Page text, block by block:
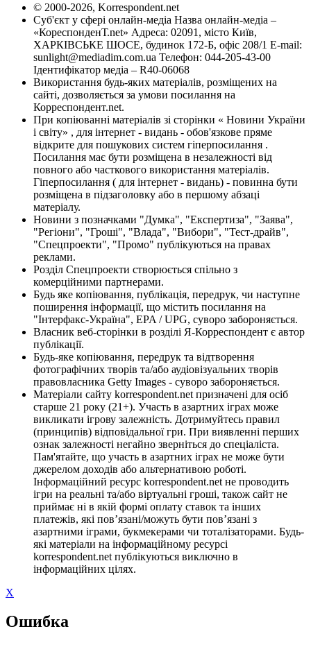
© 2000-2026, Korrespondent.net
Суб'єкт у сфері онлайн-медіа Назва онлайн-медіа –
«КореспонденТ.net» Адреса: 02091, місто Київ,
ХАРКІВСЬКЕ ШОСЕ, будинок 172-Б, офіс 208/1 E-mail:
sunlight@mediadim.com.ua Телефон: 044-205-43-00
Ідентифікатор медіа – R40-06068
Використання будь-яких матеріалів, розміщених на
сайті, дозволяється за умови посилання на
Корреспондент.net.
При копіюванні матеріалів зі сторінки « Новини України
і світу» , для інтернет - видань - обов'язкове пряме
відкрите для пошукових систем гіперпосилання .
Посилання має бути розміщена в незалежності від
повного або часткового використання матеріалів.
Гіперпосилання ( для інтернет - видань) - повинна бути
розміщена в підзаголовку або в першому абзаці
матеріалу.
Новини з позначками "Думка", "Експертиза", "Заява",
"Регіони", "Гроші", "Влада", "Вибори", "Тест-драйв",
"Спецпроекти", "Промо" публікуються на правах
реклами.
Розділ Спецпроекти створюється спільно з
комерційними партнерами.
Будь яке копіювання, публікація, передрук, чи наступне
поширення інформації, що містить посилання на
"Інтерфакс-Україна", EPA / UPG, суворо забороняється.
Власник веб-сторінки в розділі Я-Корреспондент є автор
публікації.
Будь-яке копіювання, передрук та відтворення
фотографічних творів та/або аудіовізуальних творів
правовласника Getty Images - суворо забороняється.
Матеріали сайту korrespondent.net призначені для осіб
старше 21 року (21+). Участь в азартних іграх може
викликати ігрову залежність. Дотримуйтесь правил
(принципів) відповідальної гри. При виявленні перших
ознак залежності негайно зверніться до спеціаліста.
Пам'ятайте, що участь в азартних іграх не може бути
джерелом доходів або альтернативою роботі.
Інформаційний ресурс korrespondent.net не проводить
ігри на реальні та/або віртуальні гроші, також сайт не
приймає ні в якій формі оплату ставок та інших
платежів, які пов’язані/можуть бути пов’язані з
азартними іграми, букмекерами чи тоталізаторами. Будь-
які матеріали на інформаційному ресурсі
korrespondent.net публікуються виключно в
інформаційних цілях.
X
Ошибка